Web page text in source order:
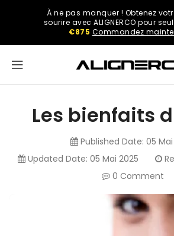
À ne pas manquer ! Obtenez
sourire avec ALIGNERCO pour
€875 Commandez
Select
region.
United
Les bienfaits
Published Date: 05
Updated Date: 05 Mai 2025
0 Comment